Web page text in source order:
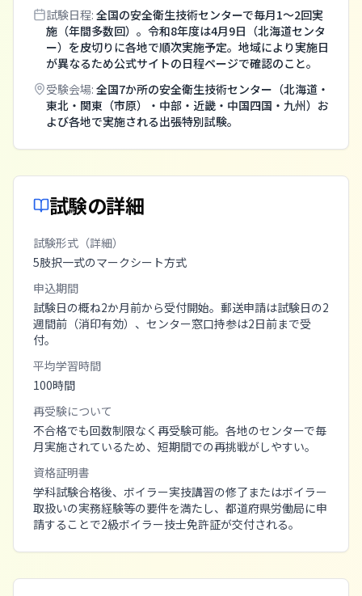
試験日程: 全国の安全衛生技術センターで毎月1〜2回実
施（年間多数回）。令和8年度は4月9日（北海道センタ
ー）を皮切りに各地で順次実施予定。地域により実施日
が異なるため公式サイトの日程ページで確認のこと。
受験会場: 全国7か所の安全衛生技術センター（北海道・
東北・関東（市原）・中部・近畿・中国四国・九州）お
よび各地で実施される出張特別試験。
試験の詳細
試験形式（詳細）
5肢択一式のマークシート方式
申込期間
試験日の概ね2か月前から受付開始。郵送申請は試験日の2
週間前（消印有効）、センター窓口持参は2日前まで受
付。
平均学習時間
100時間
再受験について
不合格でも回数制限なく再受験可能。各地のセンターで毎
月実施されているため、短期間での再挑戦がしやすい。
資格証明書
学科試験合格後、ボイラー実技講習の修了またはボイラー
取扱いの実務経験等の要件を満たし、都道府県労働局に申
請することで2級ボイラー技士免許証が交付される。